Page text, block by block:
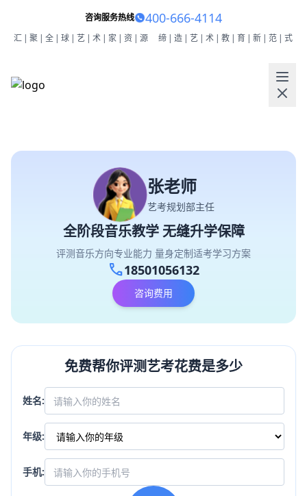
咨询服务热线 400-666-4114
汇|聚|全|球|艺|术|家|资|源 缔|造|艺|术|教|育|新|范|式
张老师
艺考规划部主任
全阶段音乐教学 无缝升学保障
评测音乐方向专业能力 量身定制适考学习方案
call18501056132
咨询费用
免费帮你评测艺考花费是多少
姓名:
年级:
手机: